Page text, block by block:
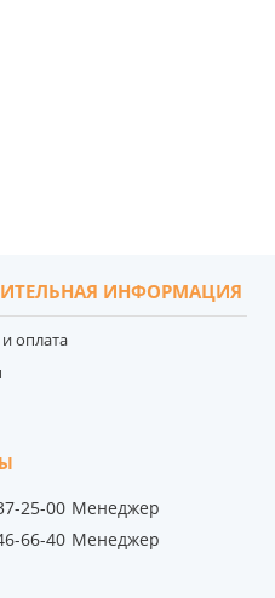
ИНФОРМАЦИЯ
оплата
25-00 Менеджер
66-40 Менеджер